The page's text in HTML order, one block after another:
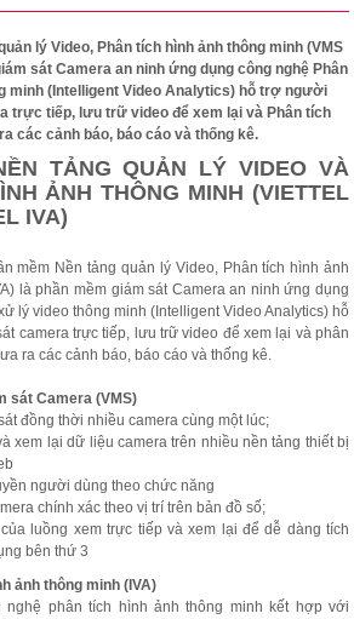
lý Video, Phân tích hình ảnh thông minh (VMS
sát Camera an ninh ứng dụng công nghệ Phân
minh (Intelligent Video Analytics) hỗ trợ người
trực tiếp, lưu trữ video để xem lại và Phân tích
các cảnh báo, báo cáo và thống kê.
TẢNG QUẢN LÝ VIDEO VÀ
ẢNH THÔNG MINH (VIETTEL
IVA)
mềm Nền tảng quản lý Video, Phân tích hình ảnh
là phần mềm giám sát Camera an ninh ứng dụng
lý video thông minh (Intelligent Video Analytics) hỗ
camera trực tiếp, lưu trữ video để xem lại và phân
ra các cảnh báo, báo cáo và thống kê.
sát Camera (VMS)
đồng thời nhiều camera cùng một lúc;
xem lại dữ liệu camera trên nhiều nền tảng thiết bị
người dùng theo chức năng
chính xác theo vị trí trên bản đồ số;
luồng xem trực tiếp và xem lại để dễ dàng tích
bên thứ 3
ảnh thông minh (IVA)
nghệ phân tích hình ảnh thông minh kết hợp với